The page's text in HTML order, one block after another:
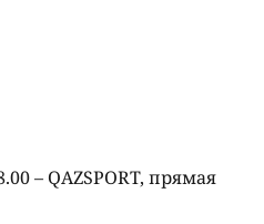
– QAZSPORT, прямая